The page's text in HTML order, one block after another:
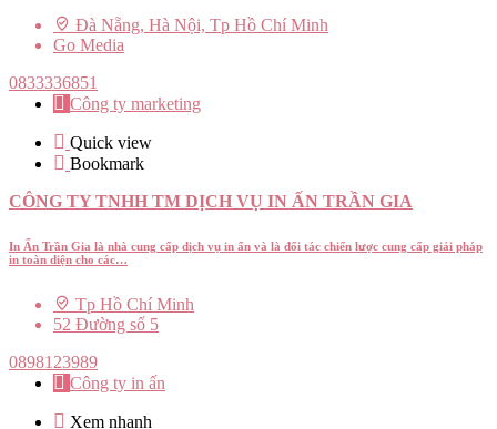
Đà Nẵng, Hà Nội, Tp Hồ Chí Minh
Go Media
0833336851
Công ty marketing
Quick view
Bookmark
CÔNG TY TNHH TM DỊCH VỤ IN ẤN TRẦN GIA
In Ấn Trần Gia là nhà cung cấp dịch vụ in ấn và là đối tác chiến lược cung cấp giải pháp
in toàn diện cho các…
Tp Hồ Chí Minh
52 Đường số 5
0898123989
Công ty in ấn
Xem nhanh